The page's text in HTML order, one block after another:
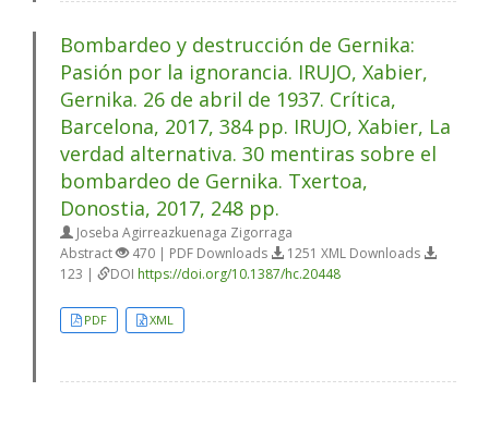
Bombardeo y destrucción de Gernika:
Pasión por la ignorancia. IRUJO, Xabier,
Gernika. 26 de abril de 1937. Crítica,
Barcelona, 2017, 384 pp. IRUJO, Xabier, La
verdad alternativa. 30 mentiras sobre el
bombardeo de Gernika. Txertoa,
Donostia, 2017, 248 pp.
Joseba Agirreazkuenaga Zigorraga
Abstract
470 | PDF Downloads
1251 XML Downloads
123 |
DOI https://doi.org/10.1387/hc.20448
PDF XML